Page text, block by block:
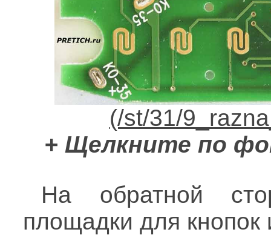
+ Щелкните по
На обратной
площадки для кнопок